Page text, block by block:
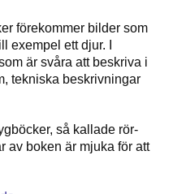
förekommer bilder som
exempel ett djur. I
är svåra att beskriva i
tekniska beskrivningar
så kallade rör-
av boken är mjuka för att